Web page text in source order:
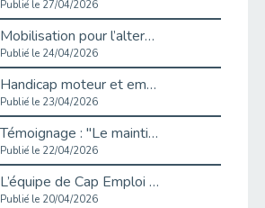
Publié le 27/04/2026
Mobilisation pour l’alternance et le handicap
Publié le 24/04/2026
Handicap moteur et emploi : réussir ses recrutements vidéo
Publié le 23/04/2026
Témoignage : "Le maintien en emploi est un investissement, pas une contrainte."
Publié le 22/04/2026
L’équipe de Cap Emploi 92 s’agrandit : Bienvenue à Charmila, Khoudia et Fadila !
Publié le 20/04/2026